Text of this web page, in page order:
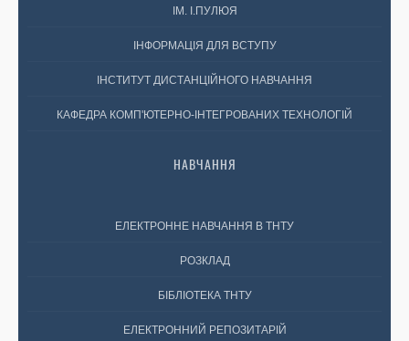
ІМ. І.ПУЛЮЯ
ІНФОРМАЦІЯ ДЛЯ ВСТУПУ
ІНСТИТУТ ДИСТАНЦІЙНОГО НАВЧАННЯ
КАФЕДРА КОМП'ЮТЕРНО-ІНТЕГРОВАНИХ ТЕХНОЛОГІЙ
НАВЧАННЯ
ЕЛЕКТРОННЕ НАВЧАННЯ В ТНТУ
РОЗКЛАД
БІБЛІОТЕКА ТНТУ
ЕЛЕКТРОННИЙ РЕПОЗИТАРІЙ